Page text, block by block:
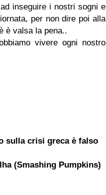
inseguire i nostri sogni e
per non dire poi alla
è valsa la pena..
vivere ogni nostro
sulla crisi greca è falso
(Smashing Pumpkins)